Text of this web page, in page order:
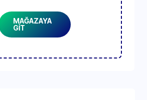
MAĞAZAYA
GİT